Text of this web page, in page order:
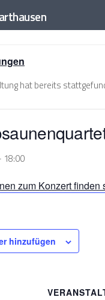
hat bereits
18:00
zum Konzert finden
hinzufügen